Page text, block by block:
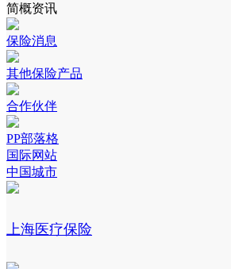
简概资讯
保险消息
其他保险产品
合作伙伴
PP部落格
国际网站
中国城市
上海医疗保险